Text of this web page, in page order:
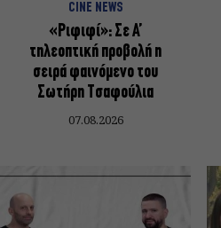
CINE NEWS
«Ριφιφί»: Σε Α’
τηλεοπτική προβολή η
σειρά φαινόμενο του
Σωτήρη Τσαφούλια
07.08.2026